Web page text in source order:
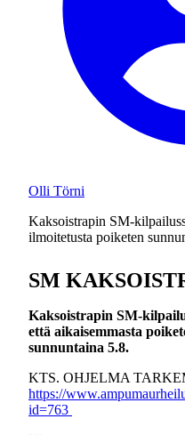
Olli Törni
Kaksoistrapin SM-
ilmoitetusta poiketen
SM
Kaksoistrapin SM-
että aikaisemmasta
sunnuntaina 5.8.
KTS. OHJELMA
https://
id=763